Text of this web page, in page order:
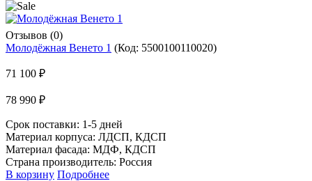
Отзывов (0)
Молодёжная Венето 1 (Код: 5500100110020)
71 100 ₽
78 990 ₽
Срок поставки: 1-5 дней
Материал корпуса: ЛДСП, КДСП
Материал фасада: МДФ, КДСП
Страна производитель: Россия
В корзину Подробнее